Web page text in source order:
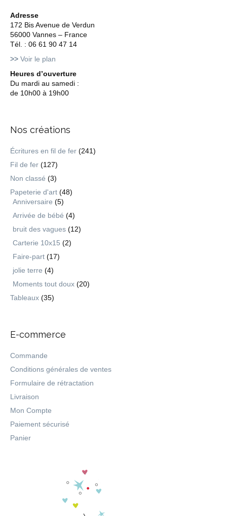
Adresse
172 Bis Avenue de Verdun
56000 Vannes – France
Tél. : 06 61 90 47 14
>> Voir le plan
Heures d’ouverture
Du mardi au samedi :
de 10h00 à 19h00
Nos créations
Écritures en fil de fer (241)
Fil de fer (127)
Non classé (3)
Papeterie d'art (48)
Anniversaire (5)
Arrivée de bébé (4)
bruit des vagues (12)
Carterie 10x15 (2)
Faire-part (17)
jolie terre (4)
Moments tout doux (20)
Tableaux (35)
E-commerce
Commande
Conditions générales de ventes
Formulaire de rétractation
Livraison
Mon Compte
Paiement sécurisé
Panier